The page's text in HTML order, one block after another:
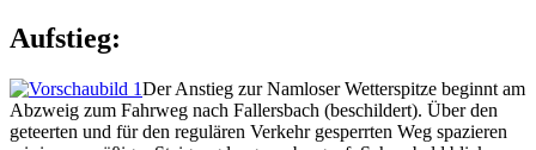
Aufstieg:
Der Anstieg zur Namloser Wetterspitze beginnt am
Abzweig zum Fahrweg nach Fallersbach (beschildert). Über den
geteerten und für den regulären Verkehr gesperrten Weg spazieren